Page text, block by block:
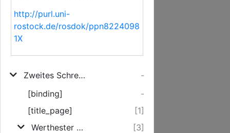
http://purl.uni-
rostock.de/rosdok/ppn8224098
1X
Zweites Schreiben an den Herrn G. R.*** in Berlin
-
[binding]
-
[title_page]
[1]
Werthester Freund!
[3]